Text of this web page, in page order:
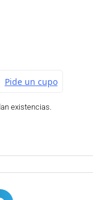
existencias.